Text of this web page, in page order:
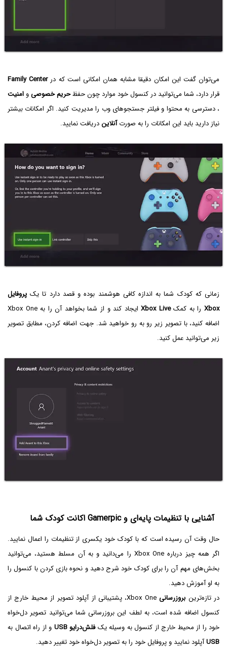
می‌توان گفت این امکان دقیقا مشابه همان امکانی است که درFamily Center
قرار دارد، شما می‌توانید در کنسول خود موارد چون حفظحریم خصوصیوامنیت
، دسترسی به محتوا و فیلتر جستجوهای وب را مدیریت کنید. اگر امکانات بیشتر
نیاز دارید باید این امکانات را به صورتآنلایندریافت نمایید.
زمانی که کودک شما به اندازه کافی هوشمند بوده و قصد دارد تا یک پروفایل
Xbox را به کمکXbox Live
ایجاد کند و از شما بخواهد آن را به Xbox One
اضافه کنید، با تصویر زیر رو به رو خواهید شد. جهت اضافه کردن، مطابق تصویر
زیر می‌توانید عمل کنید.
آشنایی با تنظیمات پایه‌ای و Gamerpic اکانت کودک شما
حال وقت آن رسیده است که با کودک خود یکسری از تنظیمات را اعمال نمایید.
اگر همه چیز درباره Xbox One را می‌دانید و به آن مسلط هستید، می‌توانید
بخش‌های مهم آن را برای کودک خود شرح دهید و نحوه بازی کردن با کنسول را
به او آموزش دهید.
در تازه‌ترین بروزرسانی
Xbox One، پشتیبانی از آپلود تصویر از محیط خارج از
کنسول اضافه شده است، به لطف این بروزرسانی شما می‌توانید تصویر دل‌خواه
خود را از محیط خارج از کنسول به وسیله یکفلش‌درایو USB
و از راه اتصال به
USBآپلود نمایید و پروفایل خود را به تصویر دل‌خواه خود تغییر دهید.